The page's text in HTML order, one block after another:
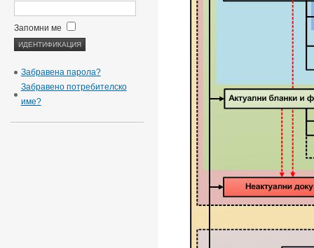
Запомни ме
Забравена парола?
Забравено потребителско
име?